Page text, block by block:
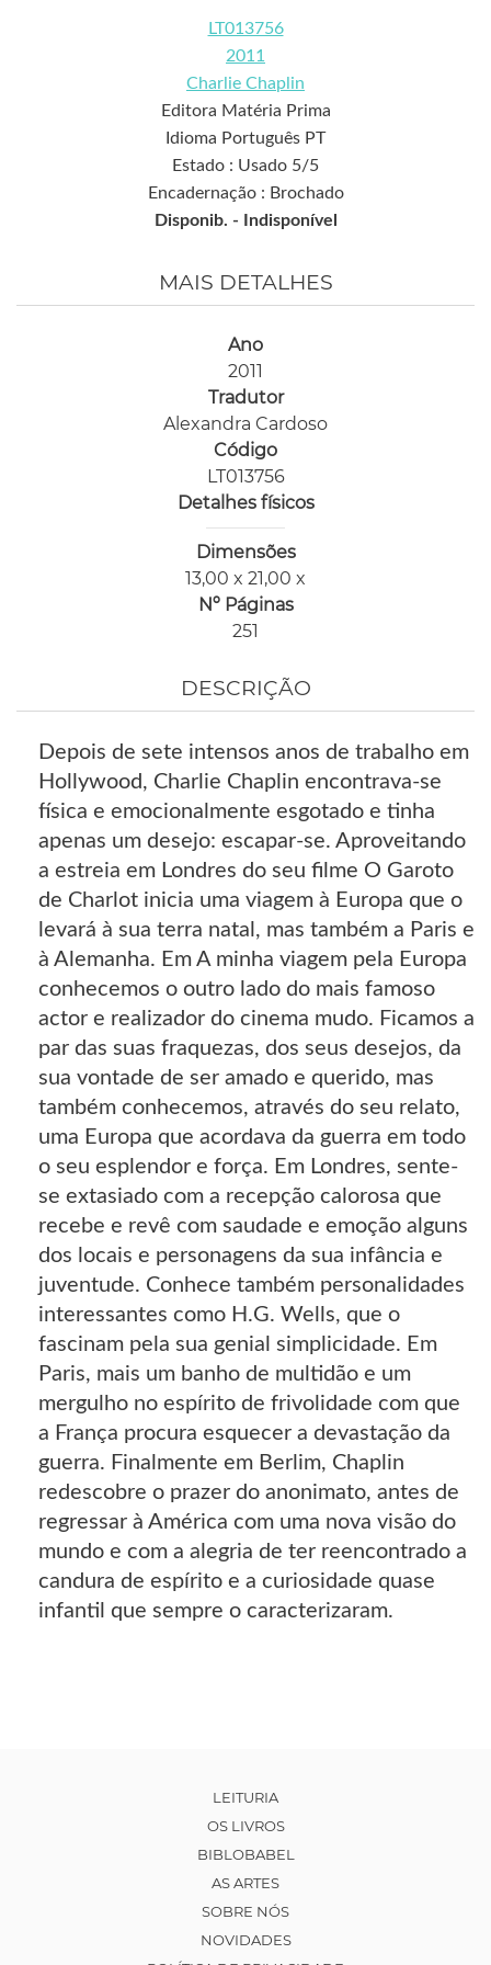
LT013756
2011
Charlie Chaplin
Editora Matéria Prima
Idioma Português PT
Estado : Usado 5/5
Encadernação : Brochado
Disponib. -
Indisponível
MAIS DETALHES
Ano
2011
Tradutor
Alexandra Cardoso
Código
LT013756
Detalhes físicos
Dimensões
13,00 x 21,00 x
Nº Páginas
251
DESCRIÇÃO
Depois de sete intensos anos de trabalho em
Hollywood, Charlie Chaplin encontrava-se
física e emocionalmente esgotado e tinha
apenas um desejo: escapar-se. Aproveitando
a estreia em Londres do seu filme O Garoto
de Charlot inicia uma viagem à Europa que o
levará à sua terra natal, mas também a Paris e
à Alemanha. Em A minha viagem pela Europa
conhecemos o outro lado do mais famoso
actor e realizador do cinema mudo. Ficamos a
par das suas fraquezas, dos seus desejos, da
sua vontade de ser amado e querido, mas
também conhecemos, através do seu relato,
uma Europa que acordava da guerra em todo
o seu esplendor e força. Em Londres, sente-
se extasiado com a recepção calorosa que
recebe e revê com saudade e emoção alguns
dos locais e personagens da sua infância e
juventude. Conhece também personalidades
interessantes como H.G. Wells, que o
fascinam pela sua genial simplicidade. Em
Paris, mais um banho de multidão e um
mergulho no espírito de frivolidade com que
a França procura esquecer a devastação da
guerra. Finalmente em Berlim, Chaplin
redescobre o prazer do anonimato, antes de
regressar à América com uma nova visão do
mundo e com a alegria de ter reencontrado a
candura de espírito e a curiosidade quase
infantil que sempre o caracterizaram.
LEITURIA
OS LIVROS
BIBLOBABEL
AS ARTES
SOBRE NÓS
NOVIDADES